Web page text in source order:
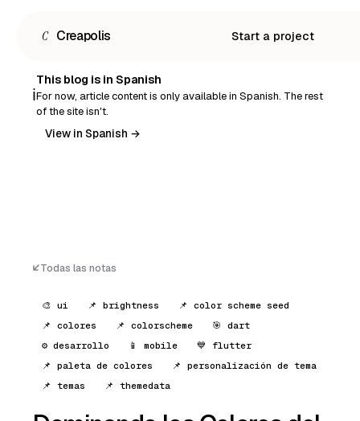
C Creapolis Start a project
English
ℹ️
This blog is in Spanish
For now, article content is only available in Spanish. The rest
of the site isn't.
View in Spanish →
Todas las notas
🎨 ui 📌 brightness
📌 color scheme seed
📌 colores
📌 colorscheme
🎯 dart
⚙️ desarrollo
📱 mobile
💙 flutter
📌 paleta de colores
📌 personalización de tema
📌 temas
📌 themedata